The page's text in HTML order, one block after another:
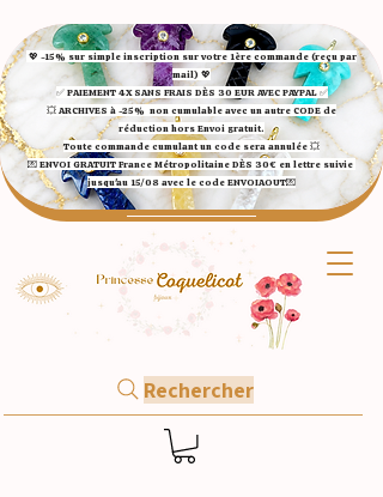
💖 -15% sur simple inscription sur votre 1ère commande (reçu par
mail) 💖
✅ ​PAIEMENT 4X SANS FRAIS DÈS 30 EUR AVEC PAYPAL​ ✅​​​​​​​
💥 ARCHIVES à -25% non cumulable avec un autre CODE de
réduction hors Envoi gratuit.
Toute commande cumulant un code sera annulée 💥
💌 ENVOI GRATUIT France Métropolitaine DÈS 30€ en lettre suivie
jusqu'au 15/08 avec le code ENVOIAOUT💌​
Rechercher